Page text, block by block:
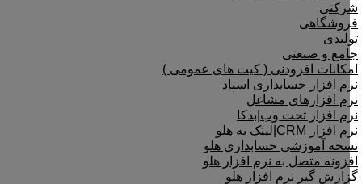
شرکتی
فروشگاهی
تولیدی
جامع و صنعتی
امکانات افزودنی ( کیت های عمومی )
نرم افزار حسابداری اسپاد
نرم افزارهای مشاغل
نرم افزار تحت وب|بدکا
نرم افزار CRM|لینک به هلو
نسخه آموزشی حسابداری هلو
افزونه متصل به نرم افزار هلو
گزارش گیر نرم افزار هلو